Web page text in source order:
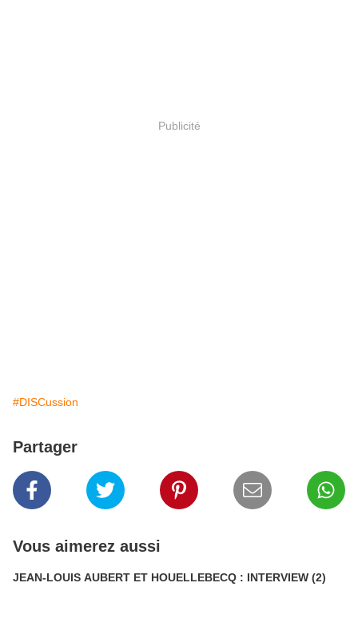
Publicité
#DISCussion
Partager
Vous aimerez aussi
JEAN-LOUIS AUBERT ET HOUELLEBECQ : INTERVIEW (2)